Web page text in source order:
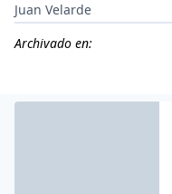
Juan Velarde
Archivado en: